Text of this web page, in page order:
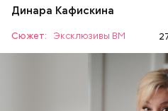
Динара Кафискина
Сюжет: Эксклюзивы ВМ